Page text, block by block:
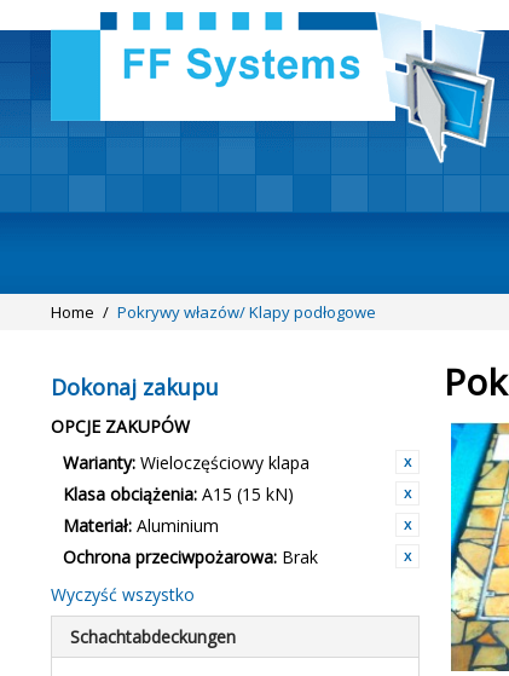
Home / Pokrywy włazów/ Klapy podłogowe
Dokonaj zakupu
OPCJE ZAKUPÓW
Warianty: Wieloczęściowy klapa
Klasa obciążenia: A15 (15 kN)
Materiał: Aluminium
Ochrona przeciwpożarowa: Brak
Wyczyść wszystko
Schachtabdeckungen